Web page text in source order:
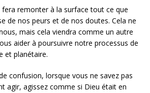
fera remonter à la surface tout ce que
de nos peurs et de nos doutes. Cela ne
mais cela viendra comme un autre
aider à poursuivre notre processus de
et planétaire.
confusion, lorsque vous ne savez pas
agir, agissez comme si Dieu était en